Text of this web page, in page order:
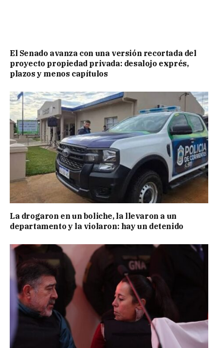
El Senado avanza con una versión recortada del
proyecto propiedad privada: desalojo exprés,
plazos y menos capítulos
La drogaron en un boliche, la llevaron a un
departamento y la violaron: hay un detenido